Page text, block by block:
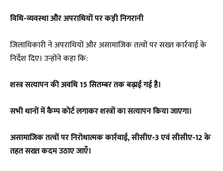
विधि-व्यवस्था और अपराधियों पर कड़ी निगरानी
जिलाधिकारी ने अपराधियों और असामाजिक तत्वों पर सख्त कार्रवाई के
निर्देश दिए। उन्होंने कहा कि:
शस्त्र सत्यापन की अवधि 15 सितम्बर तक बढ़ाई गई है।
सभी थानों में कैम्प कोर्ट लगाकर शस्त्रों का सत्यापन किया जाएगा।
असामाजिक तत्वों पर निरोधात्मक कार्रवाई, सीसीए-3 एवं सीसीए-12 के
तहत सख्त कदम उठाए जाएँ।